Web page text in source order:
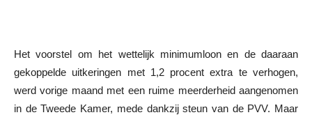
Het voorstel om het wettelijk minimumloon en de daaraan
gekoppelde uitkeringen met 1,2 procent extra te verhogen,
werd vorige maand met een ruime meerderheid aangenomen
in de Tweede Kamer, mede dankzij steun van de PVV. Maar